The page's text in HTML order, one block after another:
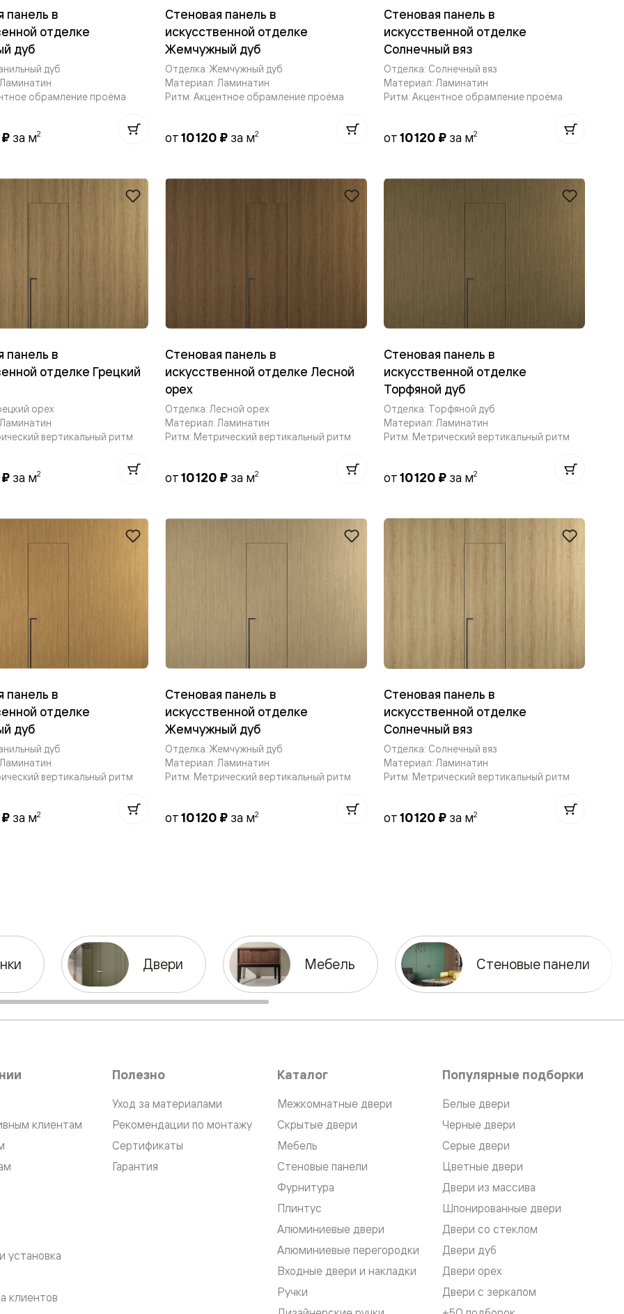
панель в
отделке
дуб
дуб
обрамление проёма
₽ за м2
Стеновая панель в
искусственной отделке
Жемчужный дуб
Отделка: Жемчужный дуб
Материал: Ламинатин
Ритм: Акцентное обрамление проёма
от10 120 ₽ за м2
Стеновая панель в
искусственной отделке
Солнечный вяз
Отделка: Солнечный вяз
Материал: Ламинатин
Ритм: Акцентное обрамление проёма
от10 120 ₽ за м2
панель в
отделке Грецкий
орех
вертикальный ритм
₽ за м2
Стеновая панель в
искусственной отделке Лесной
орех
Отделка: Лесной орех
Материал: Ламинатин
Ритм: Метрический вертикальный ритм
от10 120 ₽ за м2
Стеновая панель в
искусственной отделке
Торфяной дуб
Отделка: Торфяной дуб
Материал: Ламинатин
Ритм: Метрический вертикальный ритм
от10 120 ₽ за м2
панель в
отделке
дуб
дуб
вертикальный ритм
₽ за м2
Стеновая панель в
искусственной отделке
Жемчужный дуб
Отделка: Жемчужный дуб
Материал: Ламинатин
Ритм: Метрический вертикальный ритм
от10 120 ₽ за м2
Стеновая панель в
искусственной отделке
Солнечный вяз
Отделка: Солнечный вяз
Материал: Ламинатин
Ритм: Метрический вертикальный ритм
от10 120 ₽ за м2
Двери Мебель Стеновые панели
клиентам
установка
клиентов
Полезно
Уход за материалами
Рекомендации по монтажу
Сертификаты
Гарантия
Каталог
Межкомнатные двери
Скрытые двери
Мебель
Стеновые панели
Фурнитура
Плинтус
Алюминиевые двери
Алюминиевые перегородки
Входные двери и накладки
Ручки
Популярные подборки
Белые двери
Черные двери
Серые двери
Цветные двери
Двери из массива
Шпонированные двери
Двери со стеклом
Двери дуб
Двери орех
Двери с зеркалом